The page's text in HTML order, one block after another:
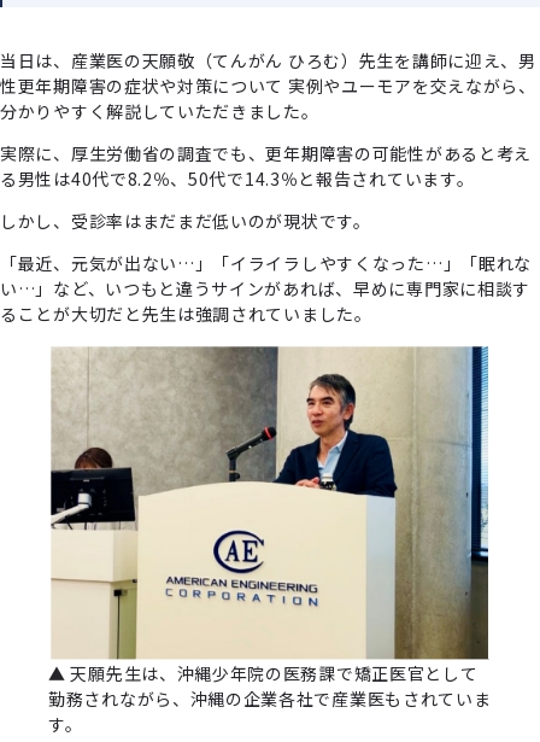
当⽇は、産業医の天願敬（てんがん ひろむ）先⽣を講師に迎え、男
性更年期障害の症状や対策について 実例やユーモアを交えながら、
分かりやすく解説していただきました。
実際に、厚⽣労働省の調査でも、更年期障害の可能性があると考え
る男性は40代で8.2％、50代で14.3％と報告されています。
しかし、受診率はまだまだ低いのが現状です。
「最近、元気が出ない…」「イライラしやすくなった…」「眠れな
い…」など、いつもと違うサインがあれば、早めに専⾨家に相談す
ることが⼤切だと先⽣は強調されていました。
▲ 天願先⽣は、沖縄少年院の医務課で矯正医官として
勤務されながら、沖縄の企業各社で産業医もされていま
す。